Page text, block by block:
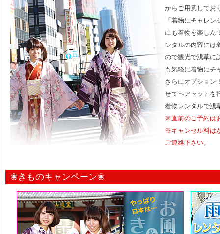
からご用意してお
「着物にチャレ
にも着物を楽しん
ンタルの内容には
ので観光で浅草に
も気軽に着物にチ
さらにオプション
せてヘアセットを
着物レンタルで浅
※直前のご予約は
※キャンセル料は
ご連絡下さい。
❀きものキャンペーン❀